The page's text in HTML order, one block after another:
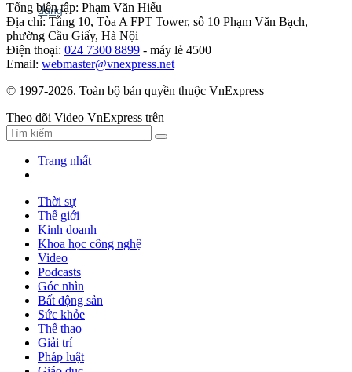
Tổng biên tập: Phạm Văn Hiếu
Địa chỉ: Tầng 10, Tòa A FPT Tower, số 10 Phạm Văn Bạch,
phường Cầu Giấy, Hà Nội
Điện thoại: 024 7300 8899 - máy lẻ 4500
Email: webmaster@vnexpress.net
© 1997-2026. Toàn bộ bản quyền thuộc VnExpress
Theo dõi Video VnExpress trên
Trang nhất
Thời sự
Thế giới
Kinh doanh
Khoa học công nghệ
Video
Podcasts
Góc nhìn
Bất động sản
Sức khỏe
Thể thao
Giải trí
Pháp luật